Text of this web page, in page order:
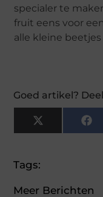
specialer te
fruit eens voor
alle kleine
Goed artikel?
X
(Twitter)
Tags:
Meer Berichten